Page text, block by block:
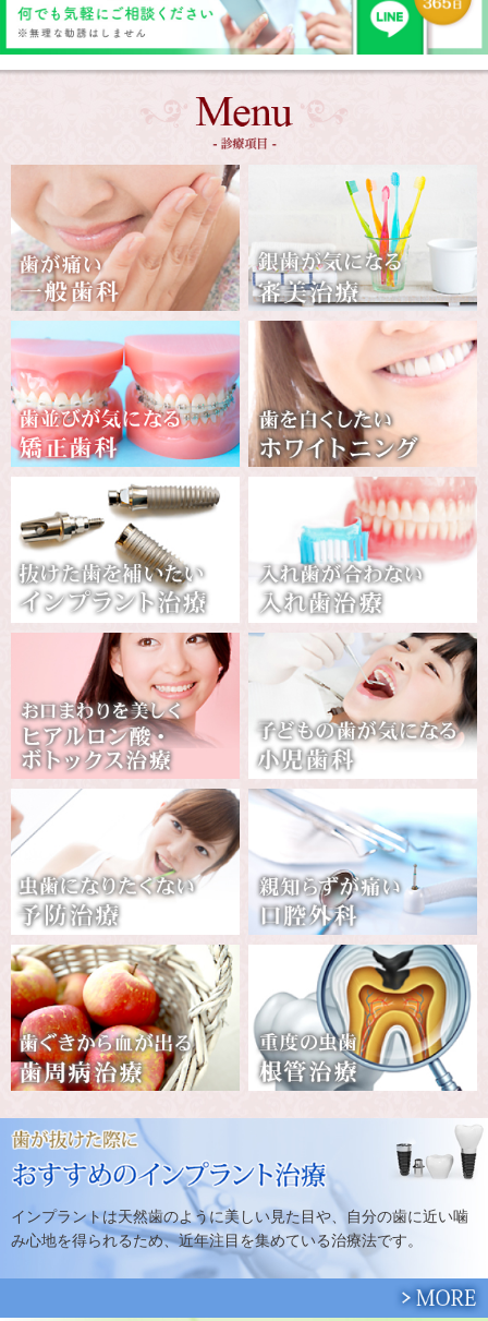
インプラントは天然歯のように美しい見た目や、自分の歯に近い噛
み心地を得られるため、近年注目を集めている治療法です。